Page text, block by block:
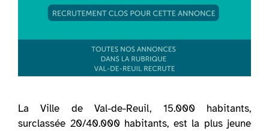
La Ville de Val-de-Reuil, 15.000 habitants,
surclassée 20/40.000 habitants, est la plus jeune